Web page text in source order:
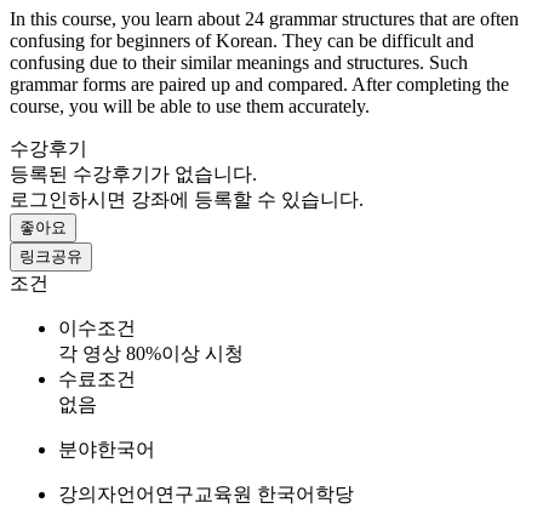
In this course, you learn about 24 grammar structures that are often
confusing for beginners of Korean. They can be difficult and
confusing due to their similar meanings and structures. Such
grammar forms are paired up and compared. After completing the
course, you will be able to use them accurately.
수강후기
등록된 수강후기가 없습니다.
로그인하시면 강좌에 등록할 수 있습니다.
좋아요
링크공유
조건
이수조건
각 영상 80%이상 시청
수료조건
없음
분야한국어
강의자언어연구교육원 한국어학당